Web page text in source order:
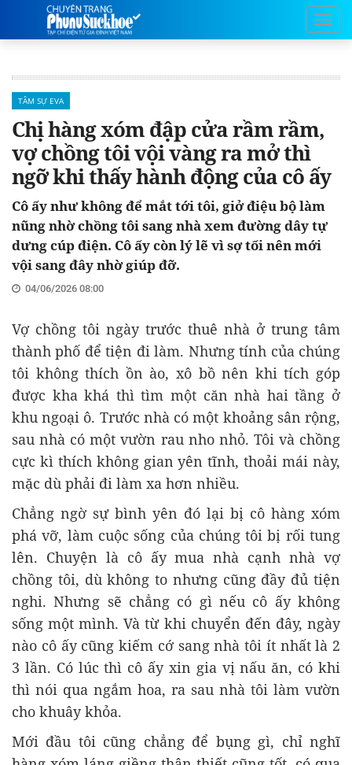
TÂM SỰ EVA
Chị hàng xóm đập cửa rầm rầm,
vợ chồng tôi vội vàng ra mở thì
ngỡ khi thấy hành động của cô ấy
Cô ấy như không để mắt tới tôi, giở điệu bộ làm
nũng nhờ chồng tôi sang nhà xem đường dây tự
dưng cúp điện. Cô ấy còn lý lẽ vì sợ tối nên mới
vội sang đây nhờ giúp đỡ.
04/06/2026 08:00
Vợ chồng tôi ngày trước thuê nhà ở trung tâm
thành phố để tiện đi làm. Nhưng tính của chúng
tôi không thích ồn ào, xô bồ nên khi tích góp
được kha khá thì tìm một căn nhà hai tầng ở
khu ngoại ô. Trước nhà có một khoảng sân rộng,
sau nhà có một vườn rau nho nhỏ. Tôi và chồng
cực kì thích không gian yên tĩnh, thoải mái này,
mặc dù phải đi làm xa hơn nhiều.
Chẳng ngờ sự bình yên đó lại bị cô hàng xóm
phá vỡ, làm cuộc sống của chúng tôi bị rối tung
lên. Chuyện là cô ấy mua nhà cạnh nhà vợ
chồng tôi, dù không to nhưng cũng đầy đủ tiện
nghi. Nhưng sẽ chẳng có gì nếu cô ấy không
sống một mình. Và từ khi chuyển đến đây, ngày
nào cô ấy cũng kiếm cớ sang nhà tôi ít nhất là 2
3 lần. Có lúc thì cô ấy xin gia vị nấu ăn, có khi
thì nói qua ngắm hoa, ra sau nhà tôi làm vườn
cho khuây khỏa.
Mới đầu tôi cũng chẳng để bụng gì, chỉ nghĩ